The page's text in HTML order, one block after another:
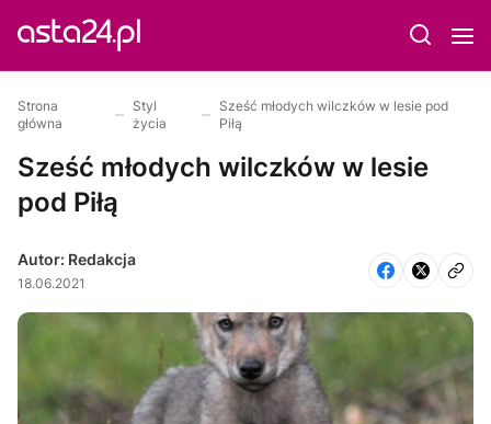
Strona
główna
Styl
życia
Sześć młodych wilczków w lesie pod
Piłą
Sześć młodych wilczków w lesie
pod Piłą
Autor: Redakcja
18.06.2021